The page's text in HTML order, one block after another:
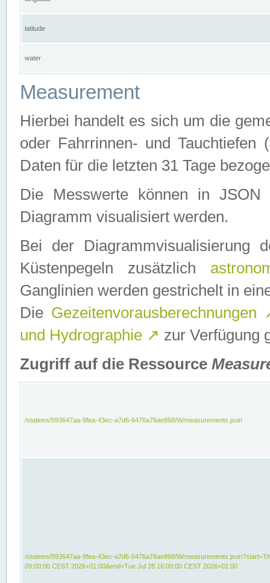
latitude
water
Measurement
Hierbei handelt es sich um die
oder Fahrrinnen- und Tauchtiefen
Daten für die letzten 31 Tage
Die Messwerte können in
Diagramm visualisiert werden.
Bei der Diagrammvisualisierung
Küstenpegeln zusätzlich
Ganglinien werden gestrichelt in
Die Gezeitenvorausberechnungen
und Hydrographie ↗ zur Verfügung
Zugriff auf die Ressource
/stations/593647aa-9fea-43ec-a7d6-6476a76ae868/W/measurements.json
/stations/593647aa-9fea-43ec-a7d6-6476a76ae868/W/
09:00:00 CEST 2026+01:00&end=Tue Jul 28 16:00:00 CEST 2026+01:00